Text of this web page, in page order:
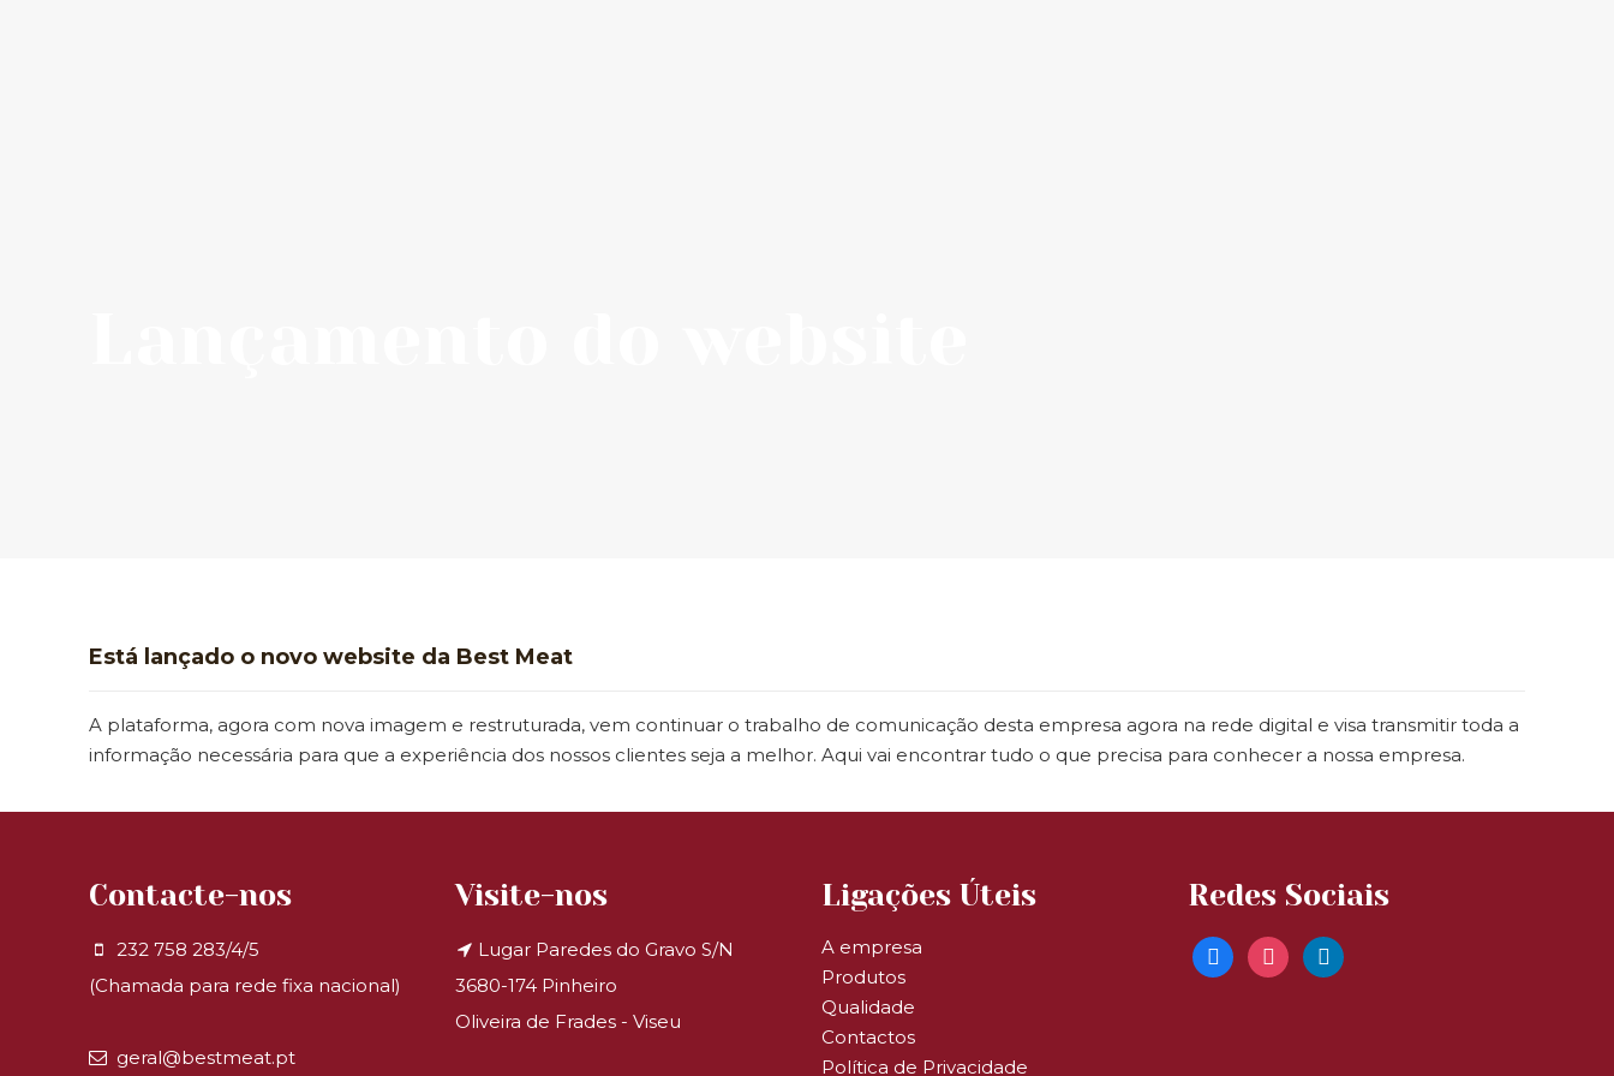
Está lançado o novo website da Best Meat
A plataforma, agora com nova imagem e restruturada, vem continuar o trabalho de comunicação desta empresa agora na rede digital e visa transmitir toda a
informação necessária para que a experiência dos nossos clientes seja a melhor. Aqui vai encontrar tudo o que precisa para conhecer a nossa empresa.
Contacte-nos
232 758 283/4/5
(Chamada para rede fixa nacional)
geral@bestmeat.pt
Visite-nos
Lugar Paredes do Gravo S/N
3680-174 Pinheiro
Oliveira de Frades - Viseu
Ligações Úteis
A empresa
Produtos
Qualidade
Contactos
Política de Privacidade
Redes Sociais
facebookinstagram
linkedin